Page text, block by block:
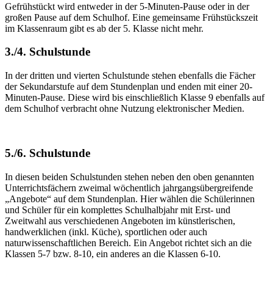
Gefrühstückt wird entweder in der 5-Minuten-Pause oder in der
großen Pause auf dem Schulhof. Eine gemeinsame Frühstückszeit
im Klassenraum gibt es ab der 5. Klasse nicht mehr.
3./4. Schulstunde
In der dritten und vierten Schulstunde stehen ebenfalls die Fächer
der Sekundarstufe auf dem Stundenplan und enden mit einer 20-
Minuten-Pause. Diese wird bis einschließlich Klasse 9 ebenfalls auf
dem Schulhof verbracht ohne Nutzung elektronischer Medien.
5./6. Schulstunde
In diesen beiden Schulstunden stehen neben den oben genannten
Unterrichtsfächern zweimal wöchentlich jahrgangsübergreifende
„Angebote“ auf dem Stundenplan. Hier wählen die Schülerinnen
und Schüler für ein komplettes Schulhalbjahr mit Erst- und
Zweitwahl aus verschiedenen Angeboten im künstlerischen,
handwerklichen (inkl. Küche), sportlichen oder auch
naturwissenschaftlichen Bereich. Ein Angebot richtet sich an die
Klassen 5-7 bzw. 8-10, ein anderes an die Klassen 6-10.